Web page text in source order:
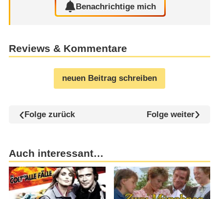
Benachrichtige mich
Reviews & Kommentare
neuen Beitrag schreiben
Folge zurück Folge weiter
Auch interessant…